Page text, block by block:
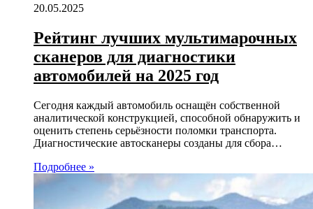
20.05.2025
Рейтинг лучших мультимарочных
сканеров для диагностики
автомобилей на 2025 год
Сегодня каждый автомобиль оснащён собственной
аналитической конструкцией, способной обнаружить и
оценить степень серьёзности поломки транспорта.
Диагностические автосканеры созданы для сбора…
Подробнее »